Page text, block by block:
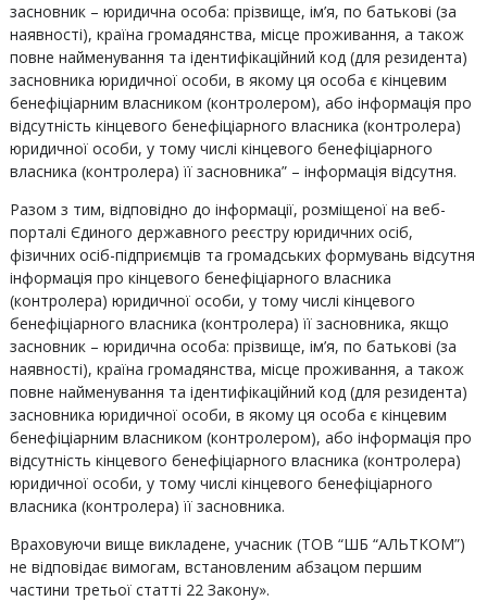
засновник – юридична особа: прізвище, ім’я, по батькові (за
наявності), країна громадянства, місце проживання, а також
повне найменування та ідентифікаційний код (для резидента)
засновника юридичної особи, в якому ця особа є кінцевим
бенефіціарним власником (контролером), або інформація про
відсутність кінцевого бенефіціарного власника (контролера)
юридичної особи, у тому числі кінцевого бенефіціарного
власника (контролера) її засновника” – інформація відсутня.
Разом з тим, відповідно до інформації, розміщеної на веб-
порталі Єдиного державного реєстру юридичних осіб,
фізичних осіб-підприємців та громадських формувань відсутня
інформація про кінцевого бенефіціарного власника
(контролера) юридичної особи, у тому числі кінцевого
бенефіціарного власника (контролера) її засновника, якщо
засновник – юридична особа: прізвище, ім’я, по батькові (за
наявності), країна громадянства, місце проживання, а також
повне найменування та ідентифікаційний код (для резидента)
засновника юридичної особи, в якому ця особа є кінцевим
бенефіціарним власником (контролером), або інформація про
відсутність кінцевого бенефіціарного власника (контролера)
юридичної особи, у тому числі кінцевого бенефіціарного
власника (контролера) її засновника.
Враховуючи вище викладене, учасник (ТОВ “ШБ “АЛЬТКОМ”)
не відповідає вимогам, встановленим абзацом першим
частини третьої статті 22 Закону».